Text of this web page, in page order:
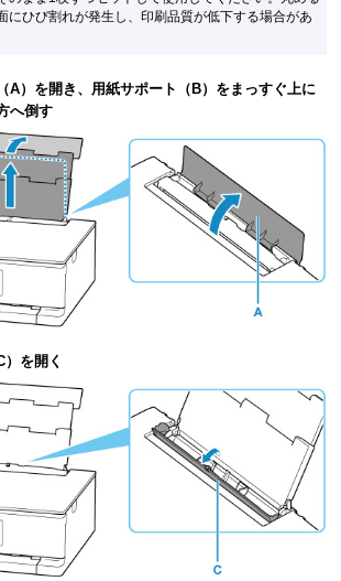
にひび割れが発生し、印刷品質が低下する場合があ
A）を開き、用紙サポート（B）をまっすぐ上に
へ倒す
を開く